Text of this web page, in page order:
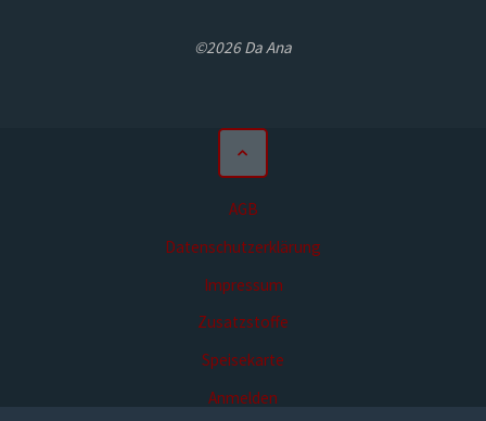
©2026 Da Ana
AGB
Datenschutzerklärung
Impressum
Zusatzstoffe
Speisekarte
Anmelden